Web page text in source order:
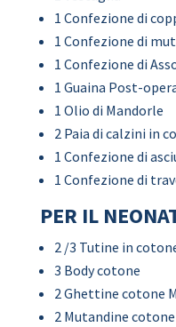
1 Confezione di
1 Confezione di
1 Confezione di
1 Guaina Post-
1 Olio di Mandorle
2 Paia di calzini in
1 Confezione di
1 Confezione di
PER IL
2 /3 Tutine in
3 Body cotone
2 Ghettine cotone
2 Mutandine